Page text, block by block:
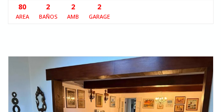
80
AREA
2
BAÑOS
2
AMB
2
GARAGE